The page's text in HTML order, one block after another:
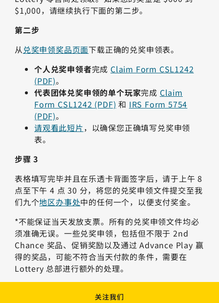
$1,000，请继续执行下面的第二步。
第二步
从兑奖申领奖品页面下载正确的兑奖申领表。
个人兑奖申领者完成 Claim Form CSL1242
(PDF)。
代表团体兑奖申领的单个玩家完成 Claim
Form CSL1242 (PDF) 和 IRS Form 5754
(PDF)。
请观看此短片，以确保您正确填写兑奖申领
表。
步骤 3
表格填写完毕并且在乐透卡背面签字后，请于上午 8
点至下午 4 点 30 分，将您的兑奖申领文件提交至我
们九个地区办事处中的任何一个，以便支付奖金。
*不能保证当天发放支票。所有的兑奖申领文件均必
须准确无误。一些兑奖申领，包括但不限于 2nd
Chance 奖品、促销奖励以及通过 Advance Play 赢
得的奖品，可能不符合当天付款的条件，需要在
Lottery 总部进行额外的处理。
关注我们